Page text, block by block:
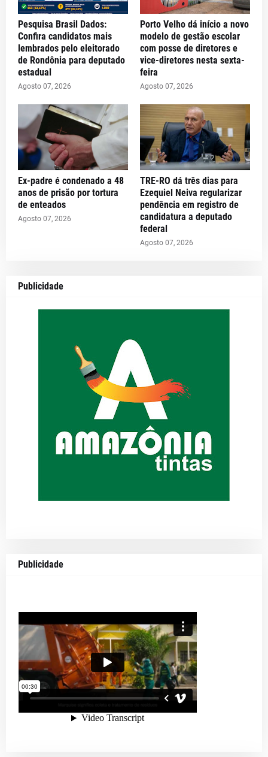
Pesquisa Brasil Dados:
Confira candidatos mais
lembrados pelo eleitorado
de Rondônia para deputado
estadual
Agosto 07, 2026
Porto Velho dá início a novo
modelo de gestão escolar
com posse de diretores e
vice-diretores nesta sexta-
feira
Agosto 07, 2026
Ex-padre é condenado a 48
anos de prisão por tortura
de enteados
Agosto 07, 2026
TRE-RO dá três dias para
Ezequiel Neiva regularizar
pendência em registro de
candidatura a deputado
federal
Agosto 07, 2026
Publicidade
Publicidade